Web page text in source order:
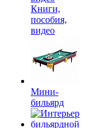
Книги,
пособия,
видео
Мини-
бильярд